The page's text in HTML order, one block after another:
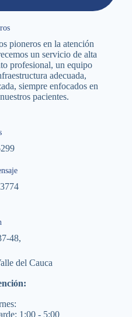
pioneros en la atención
un servicio de alta
profesional, un equipo
adecuada,
siempre enfocados en
pacientes.
48,
del Cauca
1:00 - 5:00